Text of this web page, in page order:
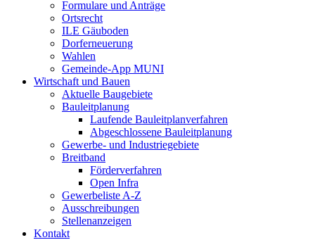
Formulare und Anträge
Ortsrecht
ILE Gäuboden
Dorferneuerung
Wahlen
Gemeinde-App MUNI
Wirtschaft und Bauen
Aktuelle Baugebiete
Bauleitplanung
Laufende Bauleitplanverfahren
Abgeschlossene Bauleitplanung
Gewerbe- und Industriegebiete
Breitband
Förderverfahren
Open Infra
Gewerbeliste A-Z
Ausschreibungen
Stellenanzeigen
Kontakt